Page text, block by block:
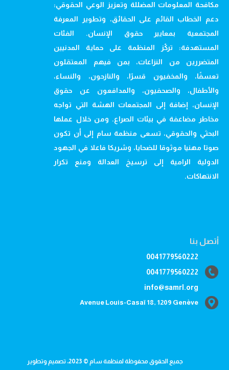
مكافحة المعلومات المضللة وتعزيز الوعي الحقوقي:
دعم الخطاب القائم على الحقائق، وتطوير المعرفة
المجتمعية بمعايير حقوق الإنسان. الفئات
المستهدفة: تركّز المنظمة على حماية المدنيين
المتضررين من النزاعات، بمن فيهم المعتقلون
تعسفًا، والمخفيون قسرًا، والنازحون، والنساء،
والأطفال، والصحفيون، والمدافعون عن حقوق
الإنسان، إضافة إلى المجتمعات الهشة التي تواجه
مخاطر مضاعفة في بيئات الصراع. ومن خلال عملها
البحثي والحقوقي، تسعى منظمة سام إلى أن تكون
صوتا مهنيا موثوقا للضحايا، وشريكا فاعلا في الجهود
الدولية الرامية إلى ترسيخ العدالة ومنع تكرار
الانتهاكات.
أتصل بنا
0041779560222
0041779560222
info@samrl.org
Avenue Louis-Casaï 18, 1209 Genève
جميع الحقوق محفوظة لمنظمة سام © 2023، تصميم وتطوير